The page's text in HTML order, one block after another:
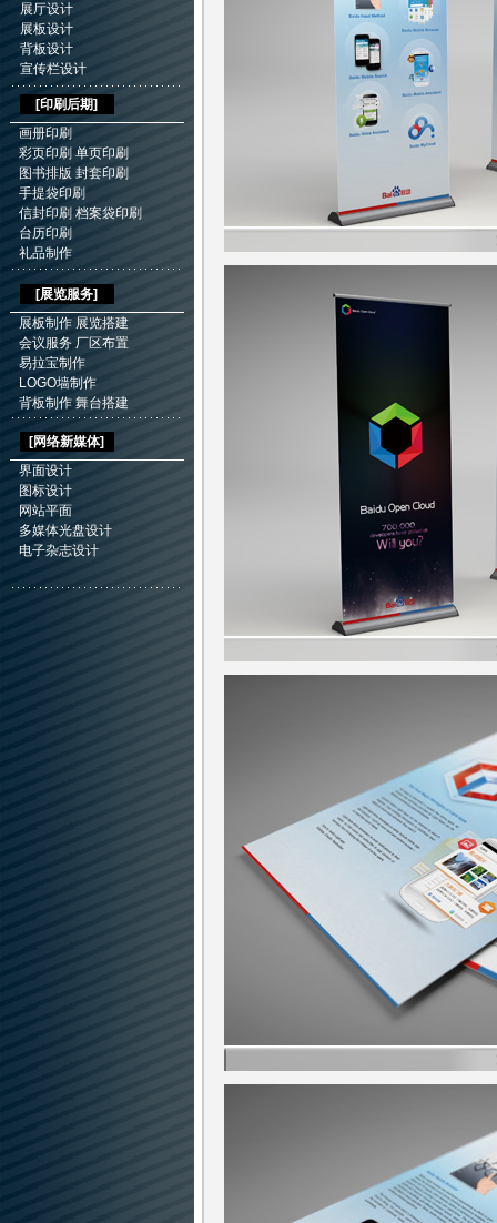
展厅设计
展板设计
背板设计
宣传栏设计
[印刷后期]
画册印刷
彩页印刷 单页印刷
图书排版 封套印刷
手提袋印刷
信封印刷 档案袋印刷
台历印刷
礼品制作
[展览服务]
展板制作 展览搭建
会议服务 厂区布置
易拉宝制作
LOGO墙制作
背板制作 舞台搭建
[网络新媒体]
界面设计
图标设计
网站平面
多媒体光盘设计
电子杂志设计